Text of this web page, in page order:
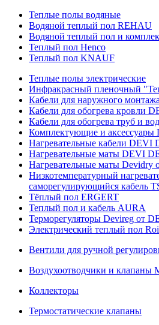
Теплые полы водяные
Водяной теплый пол REHAU
Водяной теплый пол и
Теплый пол Henco
Теплый пол KNAUF
Теплые полы электрические
Инфракрасный пленочный
Кабели для наружного
Кабели для обогрева кровли
Кабели для обогрева труб и
Комплектующие и аксессуары
Нагревательные кабели DEVI
Нагревательные маты DEVI
Нагревательные маты Devidry
Низкотемпературный
саморегулирующийся кабель
Тёплый пол ERGERT
Теплый пол и кабель AURA
Терморегуляторы Devireg от
Электрический теплый пол
Вентили для ручной
Воздухоотводчики и клапаны
Коллекторы
Термостатические клапаны